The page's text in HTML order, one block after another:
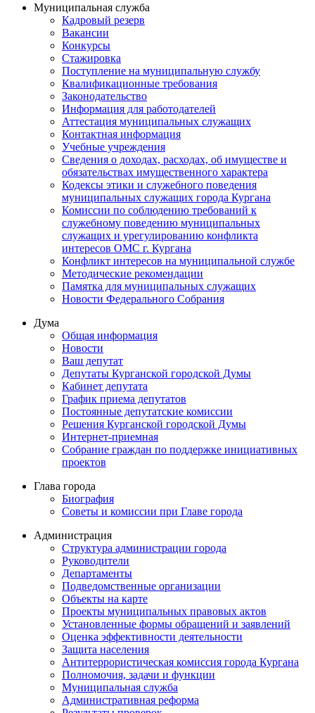
Муниципальная служба
Кадровый резерв
Вакансии
Конкурсы
Стажировка
Поступление на муниципальную службу
Квалификационные требования
Законодательство
Информация для работодателей
Аттестация муниципальных служащих
Контактная информация
Учебные учреждения
Сведения о доходах, расходах, об имуществе и
обязательствах имущественного характера
Кодексы этики и служебного поведения
муниципальных служащих города Кургана
Комиссии по соблюдению требований к
служебному поведению муниципальных
служащих и урегулированию конфликта
интересов ОМС г. Кургана
Конфликт интересов на муниципальной службе
Методические рекомендации
Памятка для муниципальных служащих
Новости Федерального Cобрания
Дума
Общая информация
Новости
Ваш депутат
Депутаты Курганской городской Думы
Кабинет депутата
График приема депутатов
Постоянные депутатские комиссии
Решения Курганской городской Думы
Интернет-приемная
Собрание граждан по поддержке инициативных
проектов
Глава города
Биография
Советы и комиссии при Главе города
Администрация
Структура администрации города
Руководители
Департаменты
Подведомственные организации
Объекты на карте
Проекты муниципальных правовых актов
Установленные формы обращений и заявлений
Оценка эффективности деятельности
Защита населения
Антитеррористическая комиссия города Кургана
Полномочия, задачи и функции
Муниципальная служба
Административная реформа